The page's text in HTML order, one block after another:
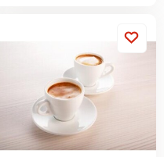
výhodou je jej dĺžka,
vďaka ktorej bude
obracanie pokrmov
ľahšie. Navyše sú obe
opatrené očkom na
zavesenie. Možno
umývať v umývačke